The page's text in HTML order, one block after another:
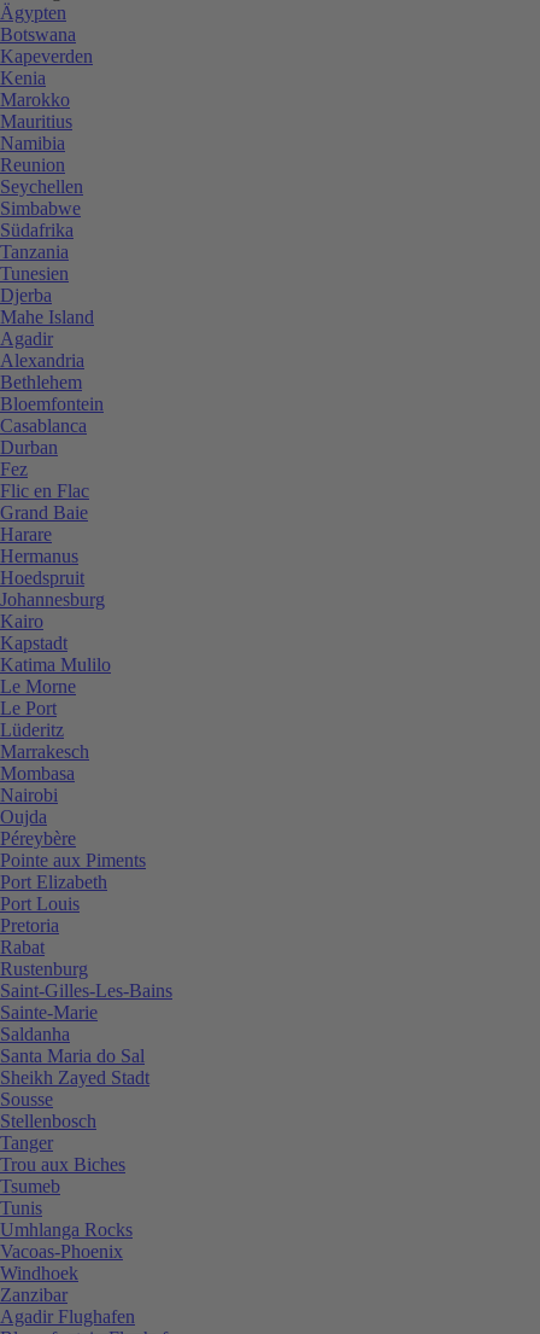
Ägypten
Botswana
Kapeverden
Kenia
Marokko
Mauritius
Namibia
Reunion
Seychellen
Simbabwe
Südafrika
Tanzania
Tunesien
Djerba
Mahe Island
Agadir
Alexandria
Bethlehem
Bloemfontein
Casablanca
Durban
Fez
Flic en Flac
Grand Baie
Harare
Hermanus
Hoedspruit
Johannesburg
Kairo
Kapstadt
Katima Mulilo
Le Morne
Le Port
Lüderitz
Marrakesch
Mombasa
Nairobi
Oujda
Péreybère
Pointe aux Piments
Port Elizabeth
Port Louis
Pretoria
Rabat
Rustenburg
Saint-Gilles-Les-Bains
Sainte-Marie
Saldanha
Santa Maria do Sal
Sheikh Zayed Stadt
Sousse
Stellenbosch
Tanger
Trou aux Biches
Tsumeb
Tunis
Umhlanga Rocks
Vacoas-Phoenix
Windhoek
Zanzibar
Agadir Flughafen